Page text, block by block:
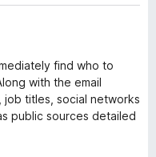
find who to
with the email
job titles, social networks
public sources detailed